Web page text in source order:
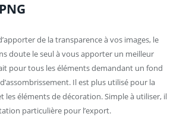
de la transparence à vos images, le
doute le seul à vous apporter un meilleur
pour tous les éléments demandant un fond
Il est plus utilisé pour la
les éléments de décoration. Simple à utiliser, il
particulière pour l’export.